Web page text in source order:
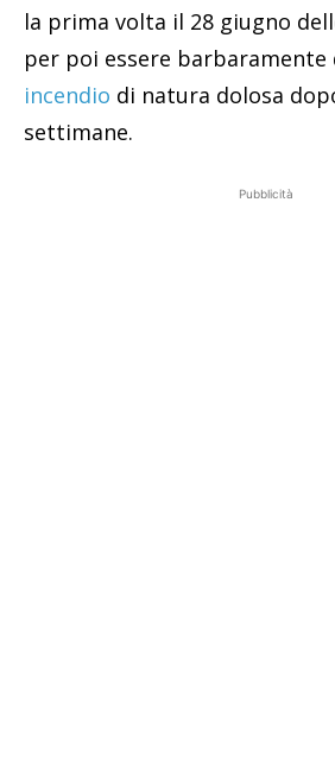
la prima volta il 28 giugno
per poi essere
incendio di natura dolosa
settimane.
Pubblicità